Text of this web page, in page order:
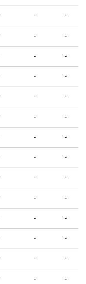
- -
- -
- -
- -
- -
- -
- -
- -
- -
- -
- -
- -
- -
- -